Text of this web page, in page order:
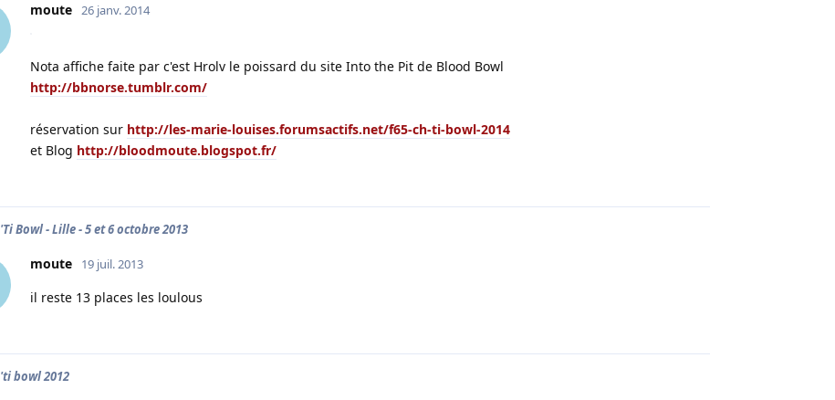
moute 26 janv. 2014
Nota affiche faite par c'est Hrolv le poissard du site Into the Pit de Blood Bowl
http://bbnorse.tumblr.com/
réservation sur http://les-marie-louises.forumsactifs.net/f65-ch-ti-bowl-2014
et Blog http://bloodmoute.blogspot.fr/
Bowl - Lille - 5 et 6 octobre 2013
moute 19 juil. 2013
il reste 13 places les loulous
bowl 2012